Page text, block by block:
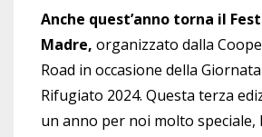
Anche quest’anno torna il
Madre, organizzato dalla
Road in occasione della
Rifugiato 2024. Questa terza
un anno per noi molto speciale,